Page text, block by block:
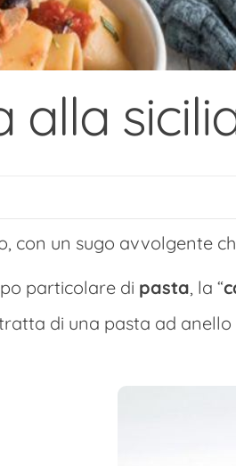
alla
con un sugo avvolgente
particolare di pasta, la “
di una pasta ad